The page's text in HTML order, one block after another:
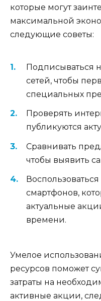
которые могут
максимальной
следующие советы:
Подписываться
сетей, чтобы
специальных
Проверять
публикуются
Сравнивать
чтобы выявить
смартфонов,
актуальные
времени.
Умелое
ресурсов поможет
затраты на
активные акции,